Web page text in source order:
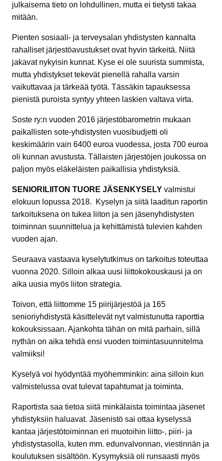
julkaisema tieto on lohdullinen, mutta ei tietysti takaa
mitään.
Pienten sosiaali- ja terveysalan yhdistysten kannalta
rahalliset järjestöavustukset ovat hyvin tärkeitä. Niitä
jakavat nykyisin kunnat. Kyse ei ole suurista summista,
mutta yhdistykset tekevät pienellä rahalla varsin
vaikuttavaa ja tärkeää työtä. Tässäkin tapauksessa
pienistä puroista syntyy yhteen laskien valtava virta.
Soste ry:n vuoden 2016 järjestöbarometrin mukaan
paikallisten sote-yhdistysten vuosibudjetti oli
keskimäärin vain 6400 euroa vuodessa, josta 700 euroa
oli kunnan avustusta. Tällaisten järjestöjen joukossa on
paljon myös eläkeläisten paikallisia yhdistyksiä.
SENIORILIITON TUORE JÄSENKYSELY valmistui
elokuun lopussa 2018. Kyselyn ja siitä laaditun raportin
tarkoituksena on tukea liiton ja sen jäsenyhdistysten
toiminnan suunnittelua ja kehittämistä tulevien kahden
vuoden ajan.
Seuraava vastaava kyselytutkimus on tarkoitus toteuttaa
vuonna 2020. Silloin alkaa uusi liittokokouskausi ja on
aika uusia myös liiton strategia.
Toivon, että liittomme 15 piirijärjestöä ja 165
senioriyhdistystä käsittelevät nyt valmistunutta raporttia
kokouksissaan. Ajankohta tähän on mitä parhain, sillä
nythän on aika tehdä ensi vuoden toimintasuunnitelma
valmiiksi!
Kyselyä voi hyödyntää myöhemminkin: aina silloin kun
valmistelussa ovat tulevat tapahtumat ja toiminta.
Raportista saa tietoa siitä minkälaista toimintaa jäsenet
yhdistyksiin haluavat. Jäsenistö sai ottaa kyselyssä
kantaa järjestötoiminnan eri muotoihin liitto-, piiri- ja
yhdistystasolla, kuten mm. edunvalvonnan, viestinnän ja
koulutuksen sisältöön. Kysymyksiä oli runsaasti myös